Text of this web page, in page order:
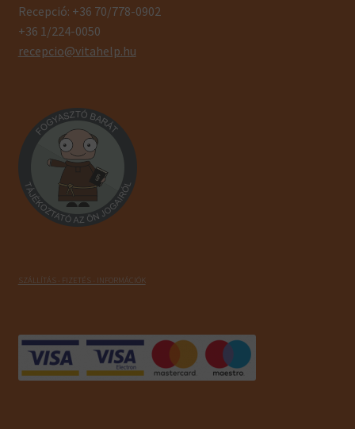
Recepció: +36 70/778-0902
+36 1/224-0050
recepcio@vitahelp.hu
SZÁLLÍTÁS - FIZETÉS - INFORMÁCIÓK